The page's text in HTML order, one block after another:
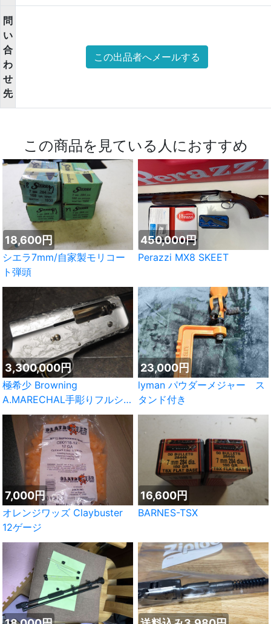
問
い
合
わ
せ
先
この出品者へメールする
この商品を見ている人におすすめ
18,600円
シエラ7mm/自家製モリコー
ト弾頭
450,000円
Perazzi MX8 SKEET
3,300,000円
極希少 Browning
A.MARECHAL手彫りフルシー
ン自動銃
23,000円
lyman パウダーメジャー ス
タンド付き
7,000円
オレンジワッズ Claybuster
12ゲージ
16,600円
BARNES-TSX